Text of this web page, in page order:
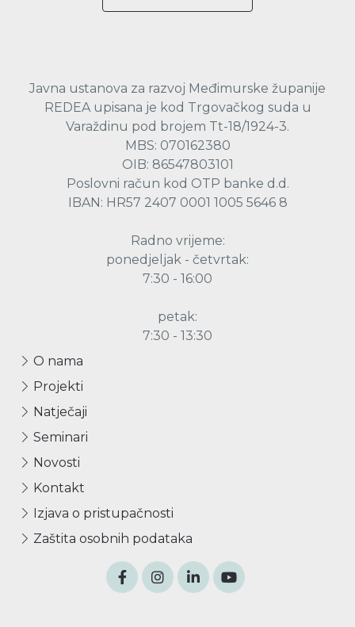
Javna ustanova za razvoj Međimurske županije
REDEA upisana je kod Trgovačkog suda u
Varaždinu pod brojem Tt-18/1924-3.
MBS: 070162380
OIB: 86547803101
Poslovni račun kod OTP banke d.d.
IBAN: HR57 2407 0001 1005 5646 8
Radno vrijeme:
ponedjeljak - četvrtak:
7:30 - 16:00
petak:
7:30 - 13:30
O nama
Projekti
Natječaji
Seminari
Novosti
Kontakt
Izjava o pristupačnosti
Zaštita osobnih podataka